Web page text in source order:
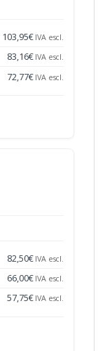
103,95€ IVA escl.
83,16€ IVA escl.
72,77€ IVA escl.
82,50€ IVA escl.
66,00€ IVA escl.
57,75€ IVA escl.